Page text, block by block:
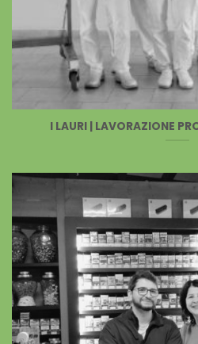
I LAURI | LAVORAZIONE